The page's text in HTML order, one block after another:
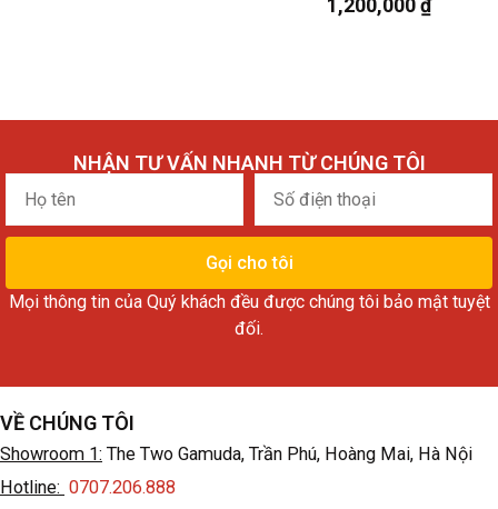
1,200,000₫
NHẬN TƯ VẤN NHANH TỪ CHÚNG TÔI
Họ
tên
điện
thoại
Gọi cho tôi
Mọi thông tin của Quý khách đều được chúng tôi bảo mật tuyệt
đối.
VỀ CHÚNG TÔI
Showroom 1: The Two Gamuda, Trần Phú, Hoàng Mai, Hà Nội
Hotline: 0707.206.888